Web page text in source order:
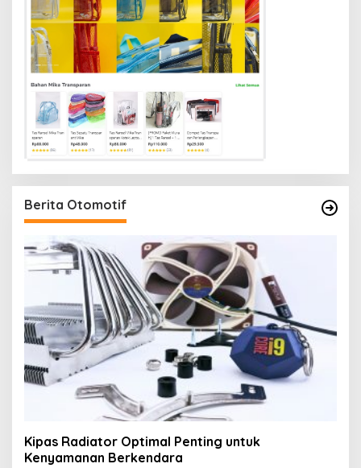
Berita Otomotif
Kipas Radiator Optimal Penting untuk
Kenyamanan Berkendara